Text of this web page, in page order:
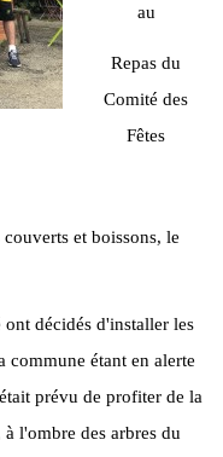
au
Repas du
Comité des
Fêtes
et boissons, le
décidés d'installer les
commune étant en alerte
prévu de profiter de la
l'ombre des arbres du